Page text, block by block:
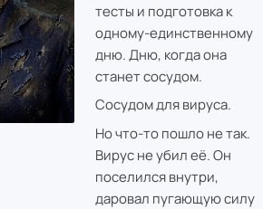
тесты и подготовка к
одному-единственному
дню. Дню, когда она
станет сосудом.
Сосудом для вируса.
Но что-то пошло не так.
Вирус не убил её. Он
поселился внутри,
даровал пугающую силу